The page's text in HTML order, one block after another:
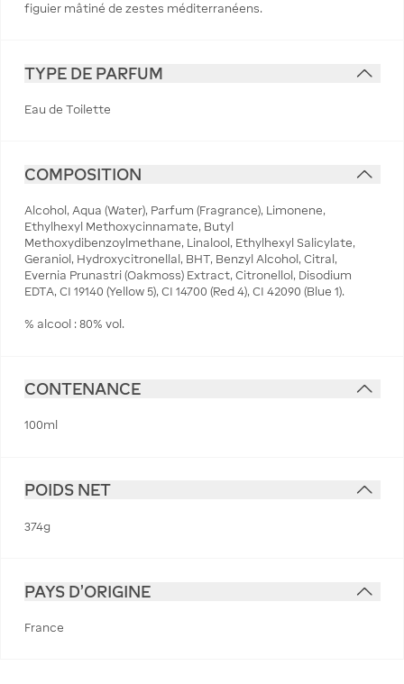
figuier mâtiné de zestes méditerranéens.
TYPE DE PARFUM
Eau de Toilette
COMPOSITION
Alcohol, Aqua (Water), Parfum (Fragrance), Limonene,
Ethylhexyl Methoxycinnamate, Butyl
Methoxydibenzoylmethane, Linalool, Ethylhexyl Salicylate,
Geraniol, Hydroxycitronellal, BHT, Benzyl Alcohol, Citral,
Evernia Prunastri (Oakmoss) Extract, Citronellol, Disodium
EDTA, CI 19140 (Yellow 5), CI 14700 (Red 4), CI 42090 (Blue 1).
% alcool : 80% vol.
CONTENANCE
100ml
POIDS NET
374g
PAYS D'ORIGINE
France